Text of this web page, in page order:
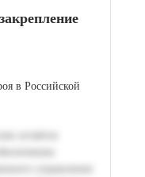
в Российской